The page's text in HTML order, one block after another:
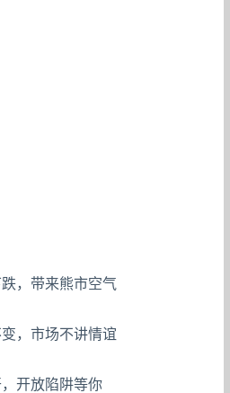
，带来熊市空气
，市场不讲情谊
，开放陷阱等你